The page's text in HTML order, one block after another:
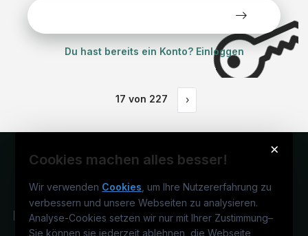
Du hast bereits ein Konto? Einloggen
17 von 227 ›
×
Cookies machen alles besser!
Wir verwenden Cookies , um Ihre Nutzererfahrung zu
verbessern und unsere Webseiten zu analysieren.
Analyse-Cookies setzen wir nur mit Ihrer Zustimmung–
Sie können sie jederzeit ablehnen, die Webseite